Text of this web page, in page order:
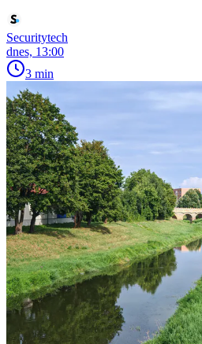
Securitytech
dnes, 13:00
3 min